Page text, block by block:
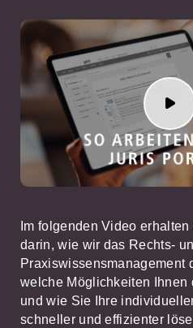
Im folgenden Video
darin, wie wir das Rechts-
Praxiswissensmanagement
welche Möglichkeiten Ihnen
und wie Sie Ihre
schneller und effizienter